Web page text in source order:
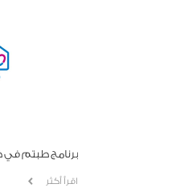
برنامج طبتم
اقرأ أكثر